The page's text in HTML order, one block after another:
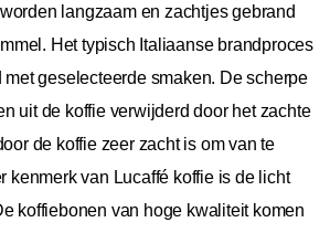
langzaam en zachtjes gebrand
Het typisch Italiaanse brandproces
geselecteerde smaken. De scherpe
uit de koffie verwijderd door het zachte
de koffie zeer zacht is om van te
kenmerk van Lucaffé koffie is de licht
koffiebonen van hoge kwaliteit komen